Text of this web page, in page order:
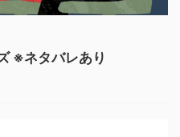
※ネタバレあり